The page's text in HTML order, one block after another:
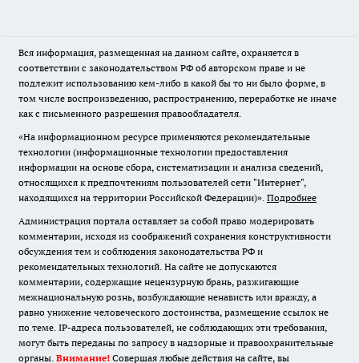
Вся информация, размещенная на данном сайте, охраняется в
соответствии с законодательством РФ об авторском праве и не
подлежит использованию кем-либо в какой бы то ни было форме, в
том числе воспроизведению, распространению, переработке не иначе
как с письменного разрешения правообладателя.
«На информационном ресурсе применяются рекомендательные
технологии (информационные технологии предоставления
информации на основе сбора, систематизации и анализа сведений,
относящихся к предпочтениям пользователей сети "Интернет",
находящихся на территории Российской Федерации)». Подробнее
Администрация портала оставляет за собой право модерировать
комментарии, исходя из соображений сохранения конструктивности
обсуждения тем и соблюдения законодательства РФ и
рекомендательных технологий. На сайте не допускаются
комментарии, содержащие нецензурную брань, разжигающие
межнациональную рознь, возбуждающие ненависть или вражду, а
равно унижение человеческого достоинства, размещение ссылок не
по теме. IP-адреса пользователей, не соблюдающих эти требования,
могут быть переданы по запросу в надзорные и правоохранительные
органы. Внимание! Совершая любые действия на сайте, вы